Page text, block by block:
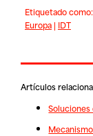
Etiquetado como:
Europa| IDT
Artículos